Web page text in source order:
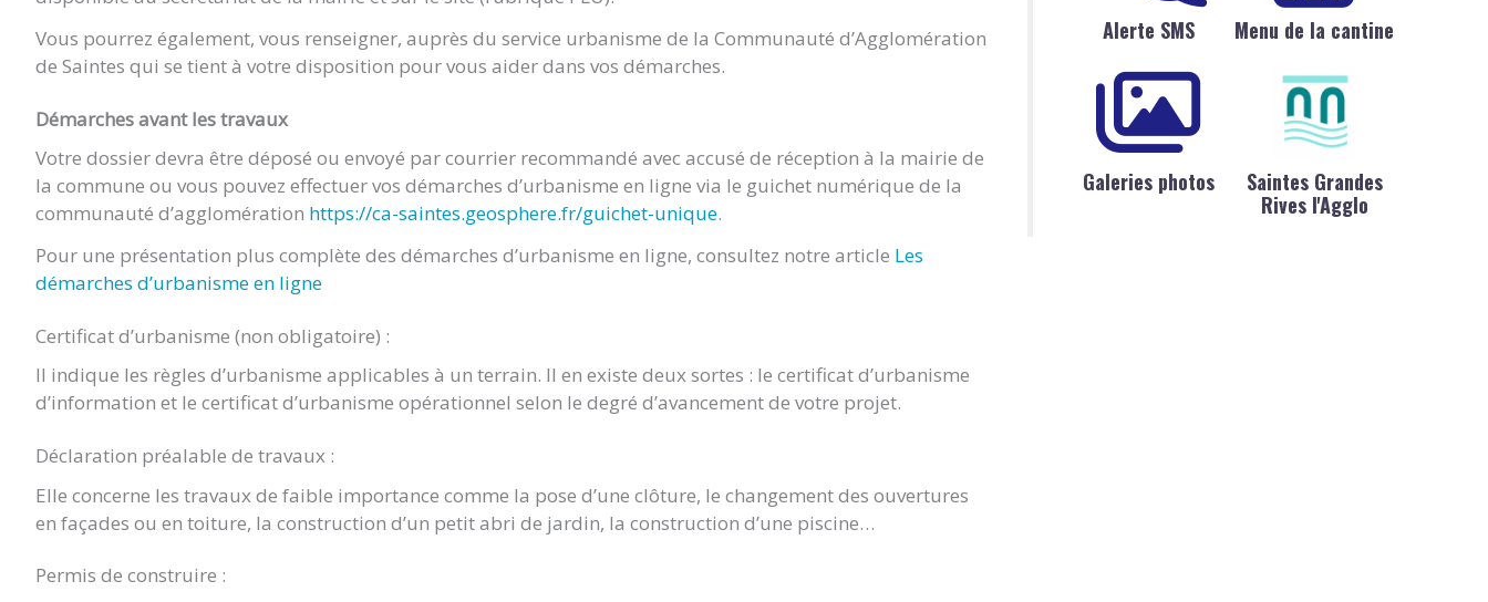
Vous pourrez également, vous renseigner, auprès du service urbanisme de la Communauté d’Agglomération
de Saintes qui se tient à votre disposition pour vous aider dans vos démarches.
Démarches avant les travaux
Votre dossier devra être déposé ou envoyé par courrier recommandé avec accusé de réception à la mairie de
la commune ou vous pouvez effectuer vos démarches d’urbanisme en ligne via le guichet numérique de la
communauté d’agglomération https://ca-saintes.geosphere.fr/guichet-unique.
Pour une présentation plus complète des démarches d’urbanisme en ligne, consultez notre article Les
démarches d’urbanisme en ligne
Certificat d’urbanisme (non obligatoire) :
Il indique les règles d’urbanisme applicables à un terrain. Il en existe deux sortes : le certificat d’urbanisme
d’information et le certificat d’urbanisme opérationnel selon le degré d’avancement de votre projet.
Déclaration préalable de travaux :
Elle concerne les travaux de faible importance comme la pose d’une clôture, le changement des ouvertures
en façades ou en toiture, la construction d’un petit abri de jardin, la construction d’une piscine…
Permis de construire :
Alerte SMS Menu de la cantine
Galeries photos
Saintes Grandes
Rives l'Agglo